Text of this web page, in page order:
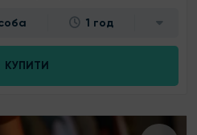
1 год
КУПИТИ